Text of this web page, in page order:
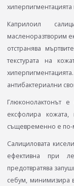
хиперпигментацията
Каприлоил
масленоразтворим
отстранява
текстурата на
антибактериални
Глюконолактонът
ексфолира кожата,
същевременно e по-
Салициловата
ефективна при
предотвратява
себум, минимизира